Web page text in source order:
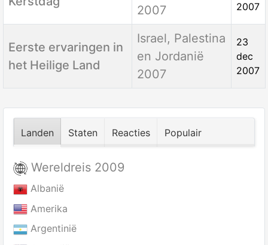
2007
2007
Eerste ervaringen in
het Heilige Land
Israel, Palestina
en Jordanië
2007
23
dec
2007
Landen Staten Reacties Populair
Wereldreis 2009
Albanië
Amerika
Argentinië